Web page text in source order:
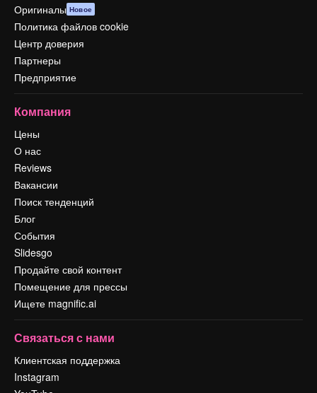
Оригиналы Новое
Политика файлов cookie
Центр доверия
Партнеры
Предприятие
Компания
Цены
О нас
Reviews
Вакансии
Поиск тенденций
Блог
События
Slidesgo
Продайте свой контент
Помещение для прессы
Ищете magnific.ai
Связаться с нами
Клиентская поддержка
Instagram